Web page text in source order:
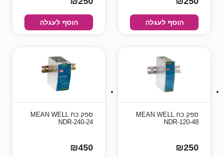
הוסף לעגלה הוסף לעגלה
ספק כח MEAN WELL
NDR-120-48
₪250
ספק כח MEAN WELL
NDR-240-24
₪450